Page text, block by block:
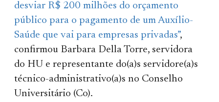
desviar R$ 200 milhões do orçamento
público para o pagamento de um Auxílio-
Saúde que vai para empresas privadas”,
confirmou Barbara Della Torre, servidora
do HU e representante do(a)s servidore(a)s
técnico-administrativo(a)s no Conselho
Universitário (Co).